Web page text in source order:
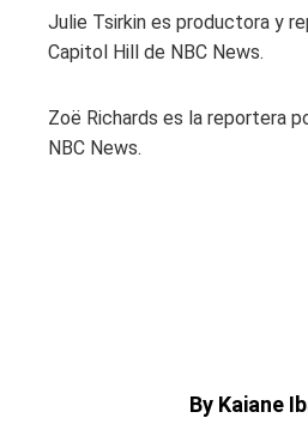
Julie Tsirkin es productora y
Capitol Hill de NBC News.
Zoë Richards es la reportera
NBC News.
By Kaiane